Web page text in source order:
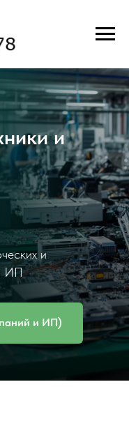
и
и
ИП
и ИП)